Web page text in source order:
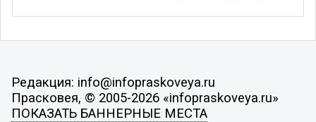
Редакция: info@infopraskoveya.ru
Прасковея, © 2005-2026 «infopraskoveya.ru»
ПОКАЗАТЬ БАННЕРНЫЕ МЕСТА